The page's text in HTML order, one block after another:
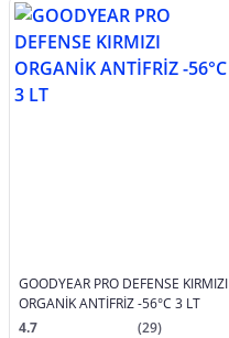
GOODYEAR PRO DEFENSE KIRMIZI
ORGANİK ANTİFRİZ -56°C 3 LT
4.7
(29)